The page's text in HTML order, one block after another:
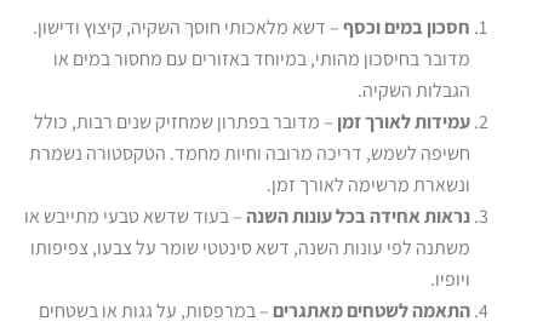
חסכון במים וכסף– דשא מלאכותי חוסך השקיה, קיצוץ ודישון.
מדובר בחיסכון מהותי, במיוחד באזורים עם מחסור במים או
הגבלות השקיה.
עמידות לאורך זמן– מדובר בפתרון שמחזיק שנים רבות, כולל
חשיפה לשמש, דריכה מרובה וחיות מחמד. הטקסטורה נשמרת
ונשארת מרשימה לאורך זמן.
נראות אחידה בכל עונות השנה– בעוד שדשא טבעי מתייבש או
משתנה לפי עונות השנה, דשא סינטטי שומר על צבעו, צפיפותו
ויופיו.
התאמה לשטחים מאתגרים– במרפסות, על גגות או בשטחים